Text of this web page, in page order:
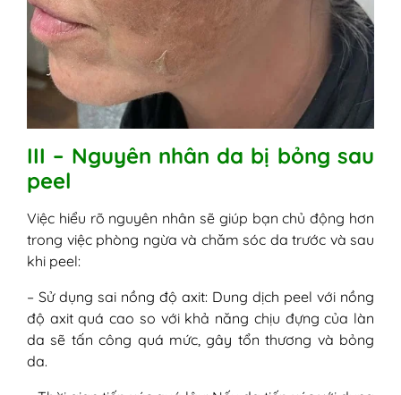
III – Nguyên nhân da bị bỏng sau
peel
Việc hiểu rõ nguyên nhân sẽ giúp bạn chủ động hơn
trong việc phòng ngừa và chăm sóc da trước và sau
khi peel:
– Sử dụng sai nồng độ axit: Dung dịch peel với nồng
độ axit quá cao so với khả năng chịu đựng của làn
da sẽ tấn công quá mức, gây tổn thương và bỏng
da.